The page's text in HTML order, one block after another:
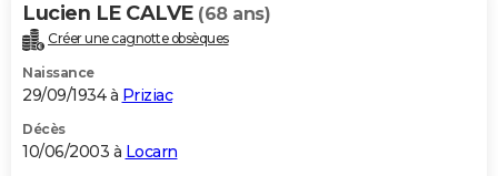
Lucien LE CALVE (68 ans)
Créer une cagnotte obsèques
Naissance
29/09/1934 à Priziac
Décès
10/06/2003 à Locarn